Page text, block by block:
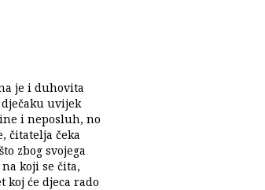
je i duhovita
uvijek
i neposluh, no
čitatelja čeka
zbog svojega
koji se čita,
koj će djeca rado